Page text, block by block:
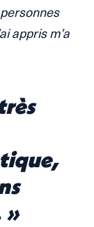
appris m’a
»